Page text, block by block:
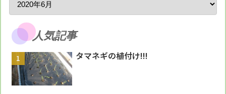
人気記事
タマネギの植付け!!!